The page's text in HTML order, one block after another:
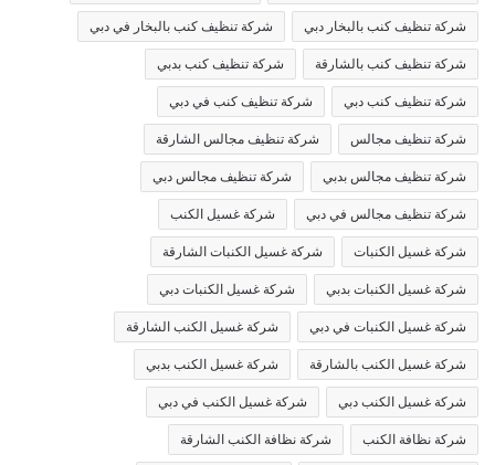
شركة تنظيف كنب بالبخار دبي شركة تنظيف كنب بالبخار في دبي
شركة تنظيف كنب بالشارقة شركة تنظيف كنب بدبي
شركة تنظيف كنب دبي شركة تنظيف كنب في دبي
شركة تنظيف مجالس شركة تنظيف مجالس الشارقة
شركة تنظيف مجالس بدبي شركة تنظيف مجالس دبي
شركة تنظيف مجالس في دبي شركة غسيل الكنب
شركة غسيل الكنبات شركة غسيل الكنبات الشارقة
شركة غسيل الكنبات بدبي شركة غسيل الكنبات دبي
شركة غسيل الكنبات في دبي شركة غسيل الكنب الشارقة
شركة غسيل الكنب بالشارقة شركة غسيل الكنب بدبي
شركة غسيل الكنب دبي شركة غسيل الكنب في دبي
شركة نظافة الكنب شركة نظافة الكنب الشارقة